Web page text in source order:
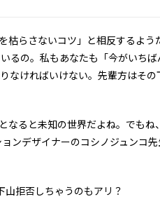
枯らさないコツ」と相反するよう
るの。私もあなたも「今がいち
なければいけない。先輩方はそ
なると未知の世界だよね。でもね
ンデザイナーのコシノジュンコ
拒否しちゃうのもアリ？